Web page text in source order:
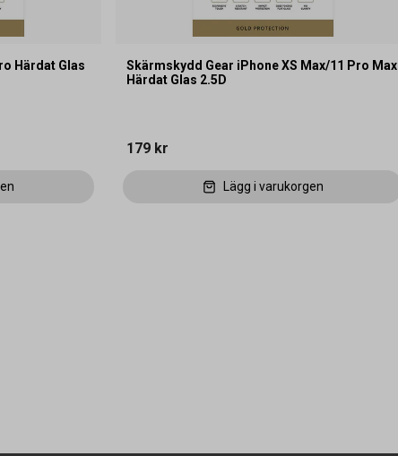
Härdat Glas
Skärmskydd Gear iPhone XS Max/11 Pro Max
Härdat Glas 2.5D
179 kr
Lägg i varukorgen